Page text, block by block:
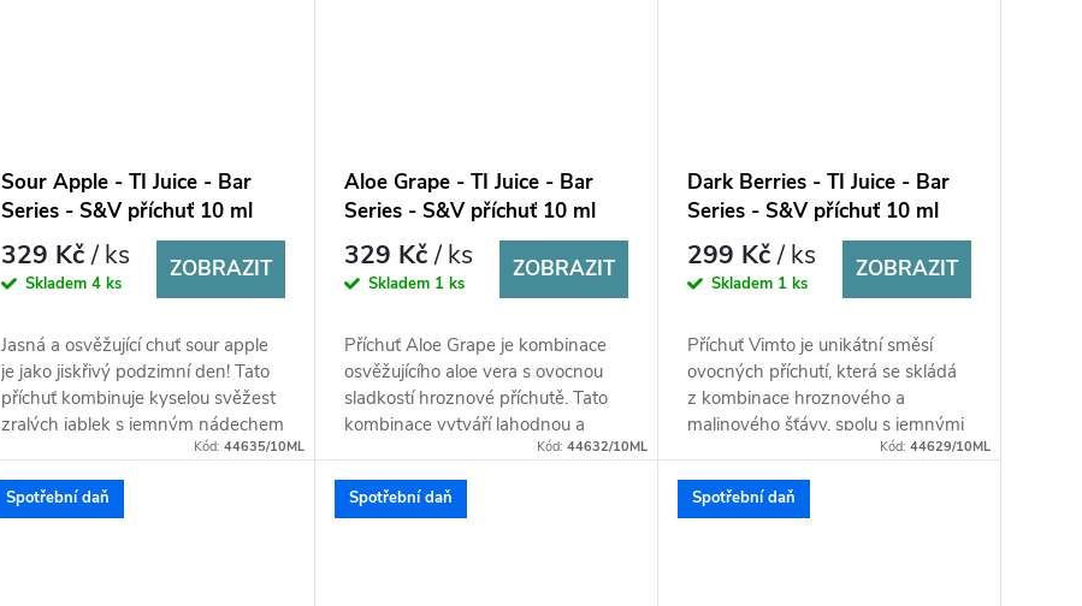
Sour Apple - TI Juice - Bar
Series - S&V příchuť 10 ml
329 Kč/ ks
Skladem4 ks
ZOBRAZIT
Jasná a osvěžující chuť sour apple
je jako jiskřivý podzimní den! Tato
příchuť kombinuje kyselou svěžest
zralých jablek s jemným nádechem
Kód:44635/10ML
Aloe Grape - TI Juice - Bar
Series - S&V příchuť 10 ml
329 Kč/ ks
Skladem 1 ks
ZOBRAZIT
Příchuť Aloe Grape je kombinace
osvěžujícího aloe vera s ovocnou
sladkostí hroznové příchutě. Tato
kombinace vytváří lahodnou a
osvěžující chuť, která je oblíbená...
Kód: 44632/10ML
Dark Berries - TI Juice - Bar
Series - S&V příchuť 10 ml
299 Kč/ ks
Skladem 1 ks
ZOBRAZIT
Příchuť Vimto je unikátní směsí
ovocných příchutí, která se skládá
z kombinace hroznového a
malinového šťávy, spolu s jemnými
tóny bylinek a koření. Tato chuť
vytváří...
Kód: 44629/10ML
Spotřební daň Spotřební daň Spotřební daň